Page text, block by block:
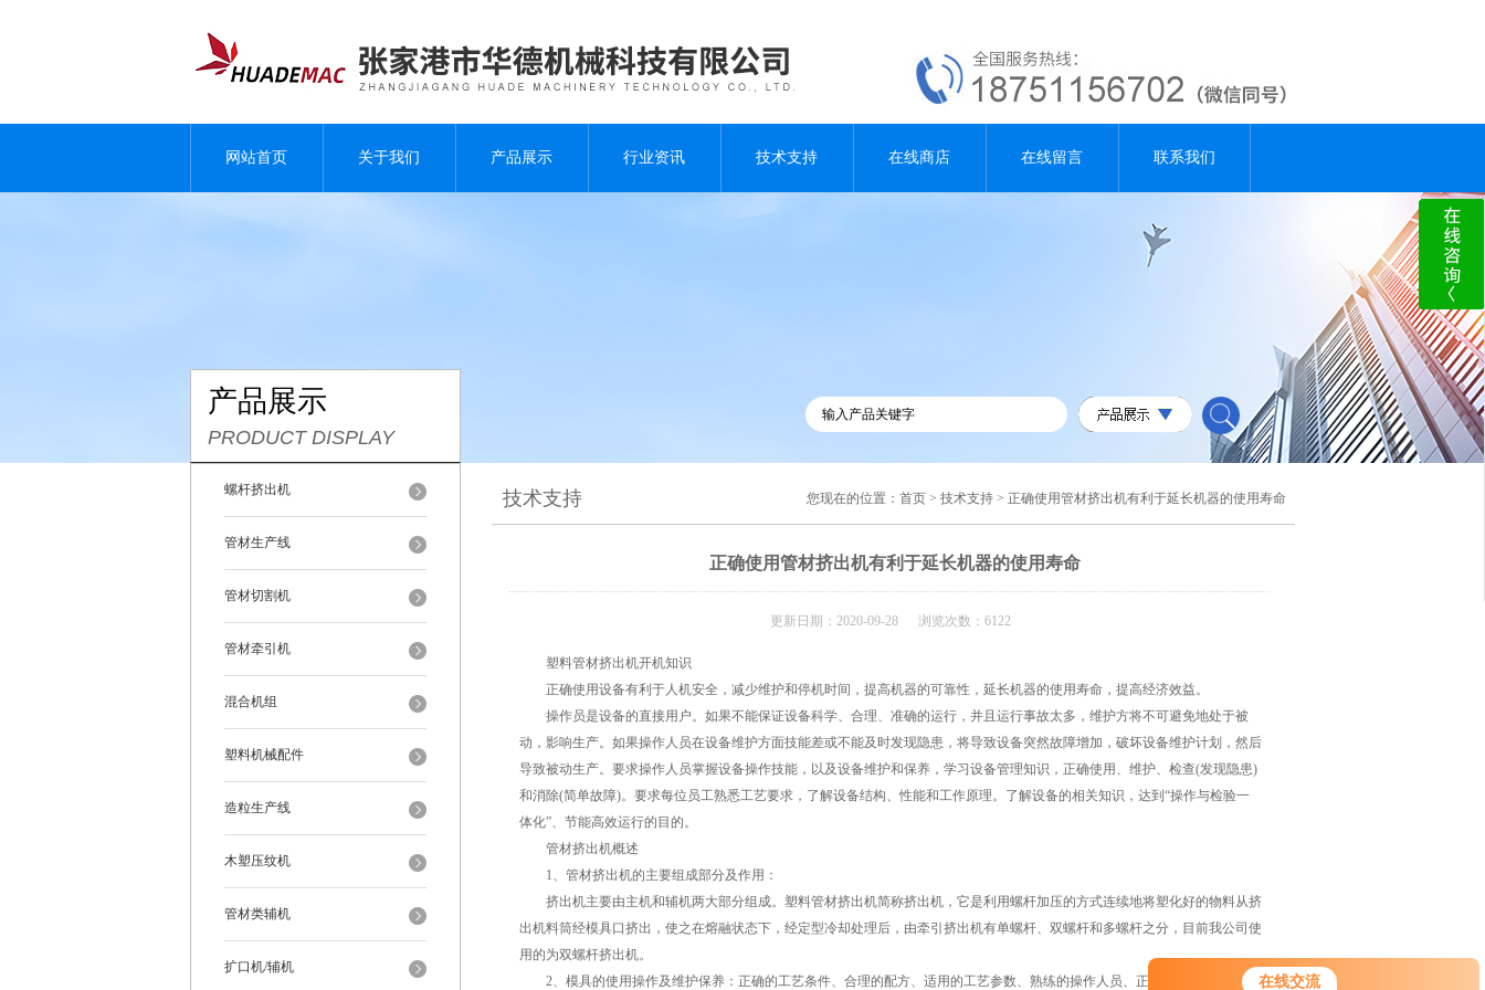
在线交流
网站首页 关于我们 产品展示 行业资讯 技术支持 在线商店 在线留言 联系我们
产品展示
PRODUCT DISPLAY
螺杆挤出机
管材生产线
管材切割机
管材牵引机
混合机组
塑料机械配件
造粒生产线
木塑压纹机
管材类辅机
扩口机/辅机
技术支持 您现在的位置： 首页 > 技术支持 > 正确使用管材挤出机有利于延长机器的使用寿命
正确使用管材挤出机有利于延长机器的使用寿命
更新日期：2020-09-28 浏览次数：6122
塑料管材挤出机开机知识
正确使用设备有利于人机安全，减少维护和停机时间，提高机器的可靠性，延长机器的使用寿命，提高经济效益。
操作员是设备的直接用户。如果不能保证设备科学、合理、准确的运行，并且运行事故太多，维护方将不可避免地处于被
动，影响生产。如果操作人员在设备维护方面技能差或不能及时发现隐患，将导致设备突然故障增加，破坏设备维护计划，然后
导致被动生产。要求操作人员掌握设备操作技能，以及设备维护和保养，学习设备管理知识，正确使用、维护、检查(发现隐患)
和消除(简单故障)。要求每位员工熟悉工艺要求，了解设备结构、性能和工作原理。了解设备的相关知识，达到“操作与检验一
体化”、节能高效运行的目的。
管材挤出机概述
1、管材挤出机的主要组成部分及作用：
挤出机主要由主机和辅机两大部分组成。塑料管材挤出机简称挤出机，它是利用螺杆加压的方式连续地将塑化好的物料从挤
出机料筒经模具口挤出，使之在熔融状态下，经定型冷却处理后，由牵引挤出机有单螺杆、双螺杆和多螺杆之分，目前我公司使
用的为双螺杆挤出机。
2、模具的使用操作及维护保养：正确的工艺条件、合理的配方、适用的工艺参数、熟练的操作人员、正确的操作使用方法